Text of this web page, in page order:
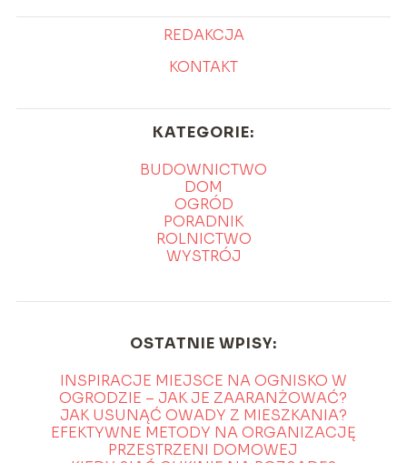
REDAKCJA
KONTAKT
KATEGORIE:
BUDOWNICTWO
DOM
OGRÓD
PORADNIK
ROLNICTWO
WYSTRÓJ
OSTATNIE WPISY:
INSPIRACJE MIEJSCE NA OGNISKO W
OGRODZIE – JAK JE ZAARANŻOWAĆ?
JAK USUNĄĆ OWADY Z MIESZKANIA?
EFEKTYWNE METODY NA ORGANIZACJĘ
PRZESTRZENI DOMOWEJ